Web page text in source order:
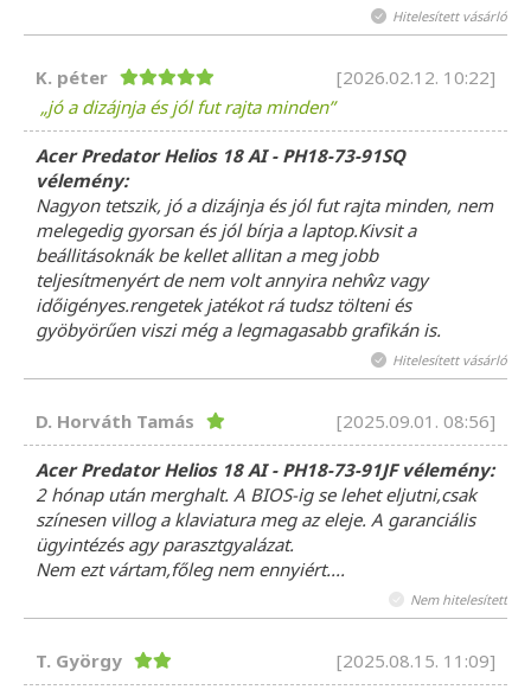
Hitelesített vásárló
K. péter
[2026.02.12. 10:22]
jó a dizájnja és jól fut rajta minden
Acer Predator Helios 18 AI - PH18-73-91SQ
vélemény:
Nagyon tetszik, jó a dizájnja és jól fut rajta minden, nem
melegedig gyorsan és jól bírja a laptop.Kivsit a
beállitásoknák be kellet allitan a meg jobb
teljesítmenyért de nem volt annyira nehŵz vagy
időigényes.rengetek jatékot rá tudsz tölteni és
gyöbyörűen viszi még a legmagasabb grafikán is.
Hitelesített vásárló
D. Horváth Tamás [2025.09.01. 08:56]
Acer Predator Helios 18 AI - PH18-73-91JF vélemény:
2 hónap után merghalt. A BIOS-ig se lehet eljutni,csak
színesen villog a klaviatura meg az eleje. A garanciális
ügyintézés agy parasztgyalázat.
Nem ezt vártam,főleg nem ennyiért....
Nem hitelesített
T. György [2025.08.15. 11:09]